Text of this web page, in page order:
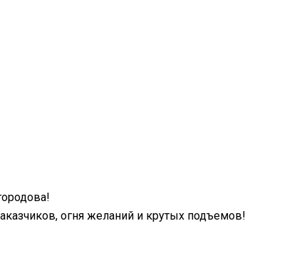
огня желаний и крутых подъемов!